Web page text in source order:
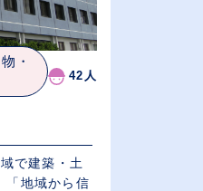
・
42人
で建築・土
「地域から信